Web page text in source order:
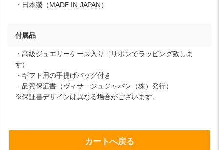
・日本製（MADE IN JAPAN）
付属品
・高級ジュエリーケース入り（リボンでラッピング致しま
す）
・ギフト用の手提げバッグ付き
・品質保証書（ヴィサージュジャパン（株）発行）
※保証書デザインは異なる場合がございます。
カートへ戻る